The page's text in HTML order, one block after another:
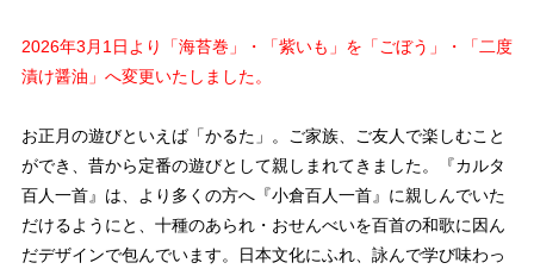
2026年3月1日より「海苔巻」・「紫いも」を「ごぼう」・「二度
漬け醤油」へ変更いたしました。
お正月の遊びといえば「かるた」。ご家族、ご友人で楽しむこと
ができ、昔から定番の遊びとして親しまれてきました。『カルタ
百人一首』は、より多くの方へ『小倉百人一首』に親しんでいた
だけるようにと、十種のあられ・おせんべいを百首の和歌に因ん
だデザインで包んでいます。日本文化にふれ、詠んで学び味わっ